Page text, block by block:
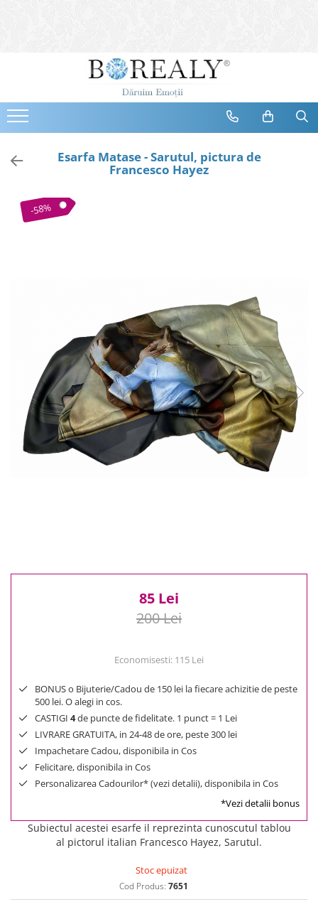
Bijuterii
Cercei
Bratari
Coliere
Tiare
Cele mai noi
Cele mai vandute
Cele mai votate
Cu video
Pret
0 Lei - 100 Lei
100 Lei - 200 Lei
Esarfa Matase - Sarutul, pictura de
Francesco Hayez
-58%
85 Lei
200 Lei
Economisesti: 115 Lei
BONUS o Bijuterie/Cadou de 150 lei la fiecare achizitie de peste
500 lei. O alegi in cos.
CASTIGI 4de puncte de fidelitate. 1 punct = 1 Lei
LIVRARE GRATUITA, in 24-48 de ore, peste 300 lei
Impachetare Cadou, disponibila in Cos
Felicitare, disponibila in Cos
Personalizarea Cadourilor* (vezi detalii), disponibila in Cos
*Vezi detalii bonus
Subiectul acestei esarfe il reprezinta cunoscutul tablou
al pictorul italian Francesco Hayez, Sarutul.
Stoc epuizat
Cod Produs: 7651